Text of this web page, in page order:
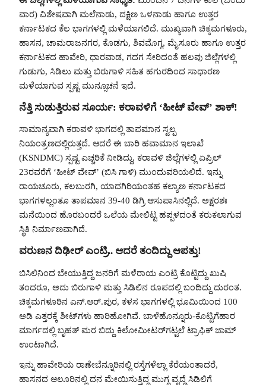
ವಾರ) ವಿಶೇಷವಾಗಿ ಮಲೆನಾಡು, ದಕ್ಷಿಣ ಒಳನಾಡು ಹಾಗೂ ಉತ್ತರ
ಕರ್ನಾಟಕದ ಕೆಲ ಭಾಗಗಳಲ್ಲಿ ಮಳೆಯಾಗಲಿದೆ. ಮುಖ್ಯವಾಗಿ ಚಿಕ್ಕಮಗಳೂರು,
ಹಾಸನ, ಚಾಮರಾಜನಗರ, ಕೊಡಗು, ಶಿವಮೊಗ್ಗ, ಮೈಸೂರು ಹಾಗೂ ಉತ್ತರ
ಕರ್ನಾಟಕದ ಹಾವೇರಿ, ಧಾರವಾಡ, ಗದಗ ಸೇರಿದಂತೆ ಹಲವು ಜಿಲ್ಲೆಗಳಲ್ಲಿ
ಗುಡುಗು, ಸಿಡಿಲು ಮತ್ತು ಬಿರುಗಾಳಿ ಸಹಿತ ಹಗುರದಿಂದ ಸಾಧಾರಣ
ಮಳೆಯಾಗುವ ಸ್ಪಷ್ಟ ಮುನ್ಸೂಚನೆ ಇದೆ.
ನೆತ್ತಿ ಸುಡುತ್ತಿರುವ ಸೂರ್ಯ: ಕರಾವಳಿಗೆ ‘ಹೀಟ್ ವೇವ್’ ಶಾಕ್!
ಸಾಮಾನ್ಯವಾಗಿ ಕರಾವಳಿ ಭಾಗದಲ್ಲಿ ತಾಪಮಾನ ಸ್ವಲ್ಪ
ನಿಯಂತ್ರಣದಲ್ಲಿರುತ್ತದೆ. ಆದರೆ ಈ ಬಾರಿ ಹವಾಮಾನ ಇಲಾಖೆ
(KSNDMC) ಸ್ಪಷ್ಟ ಎಚ್ಚರಿಕೆ ನೀಡಿದ್ದು, ಕರಾವಳಿ ಜಿಲ್ಲೆಗಳಲ್ಲಿ ಏಪ್ರಿಲ್
23ರವರೆಗೆ ‘ಹೀಟ್ ವೇವ್’ (ಬಿಸಿ ಗಾಳಿ) ಮುಂದುವರಿಯಲಿದೆ. ಇನ್ನು
ರಾಯಚೂರು, ಕಲಬುರಗಿ, ಯಾದಗಿರಿಯಂತಹ ಕಲ್ಯಾಣ ಕರ್ನಾಟಕದ
ಭಾಗಗಳಲ್ಲಂತೂ ತಾಪಮಾನ 39-40 ಡಿಗ್ರಿ ಆಸುಪಾಸಿನಲ್ಲಿದೆ. ಅಕ್ಷರಶಃ
ಮನೆಯಿಂದ ಹೊರಬಂದರೆ ಒಲೆಯ ಮೇಲಿಟ್ಟ ಹಪ್ಪಳದಂತೆ ಕರುಕಲಾಗುವ
ಸ್ಥಿತಿ ನಿರ್ಮಾಣವಾಗಿದೆ.
ವರುಣನ ದಿಢೀರ್ ಎಂಟ್ರಿ.. ಆದರೆ ತಂದಿದ್ದು ಆಪತ್ತು!
ಬಿಸಿಲಿನಿಂದ ಬೇಯುತ್ತಿದ್ದ ಜನರಿಗೆ ಮಳೆರಾಯ ಎಂಟ್ರಿ ಕೊಟ್ಟಿದ್ದು ಖುಷಿ
ತಂದರೂ, ಅದು ಬಿರುಗಾಳಿ ಮತ್ತು ಸಿಡಿಲಿನ ರೂಪದಲ್ಲಿ ಬಂದಿದ್ದು ದುರಂತ.
ಚಿಕ್ಕಮಗಳೂರಿನ ಎನ್.ಆರ್.ಪುರ, ಕಳಸ ಭಾಗಗಳಲ್ಲಿ ಭೂಮಿಯಿಂದ 100
ಅಡಿ ಎತ್ತರಕ್ಕೆ ಶೀಟ್‌ಗಳು ಹಾರಿಹೋಗಿವೆ. ಬಾಳೆಹೊನ್ನೂರು-ಕೊಟ್ಟಿಗೆಹಾರ
ಮಾರ್ಗದಲ್ಲಿ ಬೃಹತ್ ಮರ ಬಿದ್ದು ಕಿಲೋಮೀಟರ್‌ಗಟ್ಟಲೆ ಟ್ರಾಫಿಕ್ ಜಾಮ್
ಉಂಟಾಗಿದೆ.
ಇನ್ನು ಹಾವೇರಿಯ ರಾಣೇಬೆನ್ನೂರಿನಲ್ಲಿ ರಸ್ತೆಗಳೆಲ್ಲಾ ಕೆರೆಯಂತಾದರೆ,
ಹಾಸನದ ಆಲೂರಿನಲ್ಲಿ ದನ ಮೇಯಿಸುತ್ತಿದ್ದ ಮುಗ್ಧ ವೃದ್ಧೆ ಸಿಡಿಲಿಗೆ